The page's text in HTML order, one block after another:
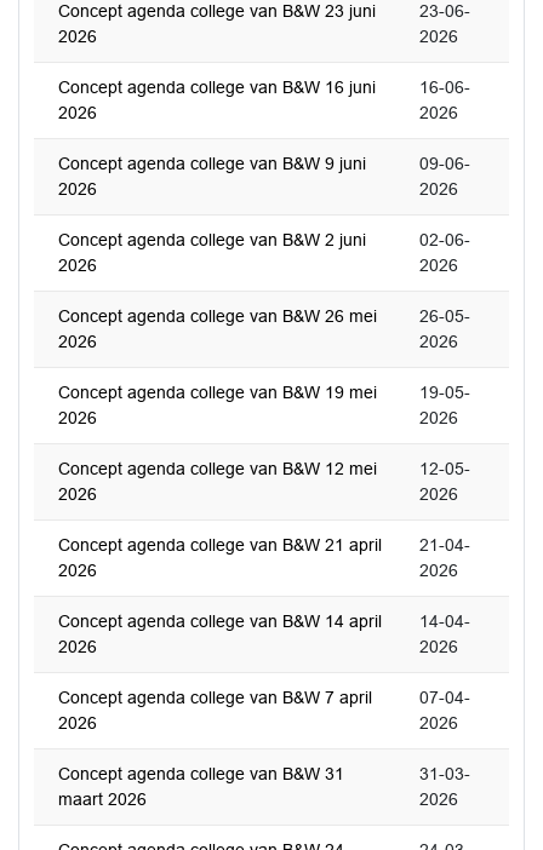
Concept agenda college van B&W 23 juni
2026
23-06-
2026
Concept agenda college van B&W 16 juni
2026
16-06-
2026
Concept agenda college van B&W 9 juni
2026
09-06-
2026
Concept agenda college van B&W 2 juni
2026
02-06-
2026
Concept agenda college van B&W 26 mei
2026
26-05-
2026
Concept agenda college van B&W 19 mei
2026
19-05-
2026
Concept agenda college van B&W 12 mei
2026
12-05-
2026
Concept agenda college van B&W 21 april
2026
21-04-
2026
Concept agenda college van B&W 14 april
2026
14-04-
2026
Concept agenda college van B&W 7 april
2026
07-04-
2026
Concept agenda college van B&W 31
maart 2026
31-03-
2026